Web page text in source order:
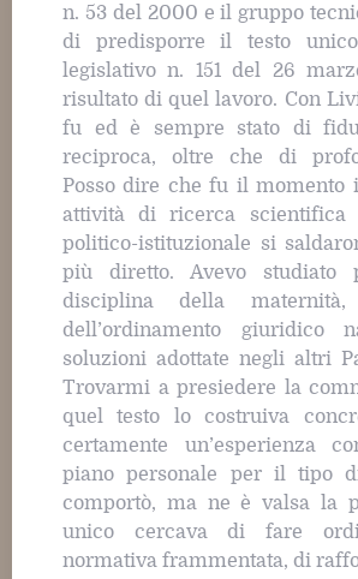
n. 53 del 2000 e il gruppo
di predisporre il testo
legislativo n. 151 del 26
risultato di quel lavoro. Con
fu ed è sempre stato di
reciproca, oltre che di
Posso dire che fu il momento
attività di ricerca scientifica
politico-istituzionale si
più diretto. Avevo studiato
disciplina della
dell’ordinamento giuridico
soluzioni adottate negli altri
Trovarmi a presiedere la
quel testo lo costruiva
certamente un’esperienza
piano personale per il tipo
comportò, ma ne è valsa la
unico cercava di fare
normativa frammentata, di